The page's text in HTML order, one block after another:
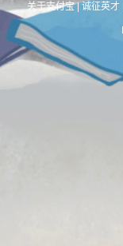
关于支付宝|诚征英才